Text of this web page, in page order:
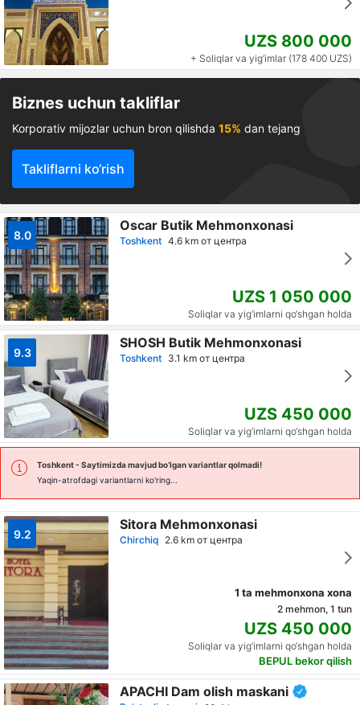
UZS 800 000
+ Soliqlar va yig‘imlar (178 400 UZS)
Biznes uchun takliflar
Korporativ mijozlar uchun bron qilishda 15% dan tejang
Takliflarni ko‘rish
8.0
Oscar Butik Mehmonxonasi
Toshkent 4.6 km от центра
UZS 1 050 000
Soliqlar va yig‘imlarni qo‘shgan holda
9.3
SHOSH Butik Mehmonxonasi
Toshkent 3.1 km от центра
UZS 450 000
Soliqlar va yig‘imlarni qo‘shgan holda
Toshkent- Saytimizda mavjud bo’lgan variantlar qolmadi!
Yaqin-atrofdagi variantlarni ko'ring...
9.2
Sitora Mehmonxonasi
Chirchiq 2.6 km от центра
1 ta mehmonxona xona
2 mehmon, 1 tun
UZS 450 000
Soliqlar va yig‘imlarni qo‘shgan holda
BEPUL bekor qilish
APACHI Dam olish maskani